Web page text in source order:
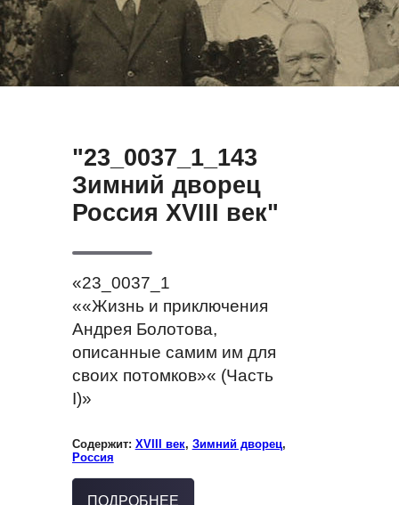
"23_0037_1_143
Зимний дворец
Россия XVIII век"
«23_0037_1
««Жизнь и приключения
Андрея Болотова,
описанные самим им для
своих потомков»« (Часть
I)»
Содержит: XVIII век, Зимний дворец,
Россия
ПОДРОБНЕЕ